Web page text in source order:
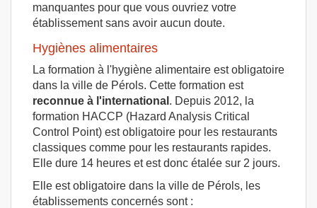
manquantes pour que vous ouvriez votre
établissement sans avoir aucun doute.
Hygiènes alimentaires
La formation à l'hygiène alimentaire est obligatoire
dans la ville de Pérols. Cette formation est
reconnue à l'international . Depuis 2012, la
formation HACCP (Hazard Analysis Critical
Control Point) est obligatoire pour les restaurants
classiques comme pour les restaurants rapides.
Elle dure 14 heures et est donc étalée sur 2 jours.
Elle est obligatoire dans la ville de Pérols, les
établissements concernés sont :